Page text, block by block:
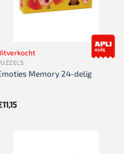
Memory 24-delig
11,15